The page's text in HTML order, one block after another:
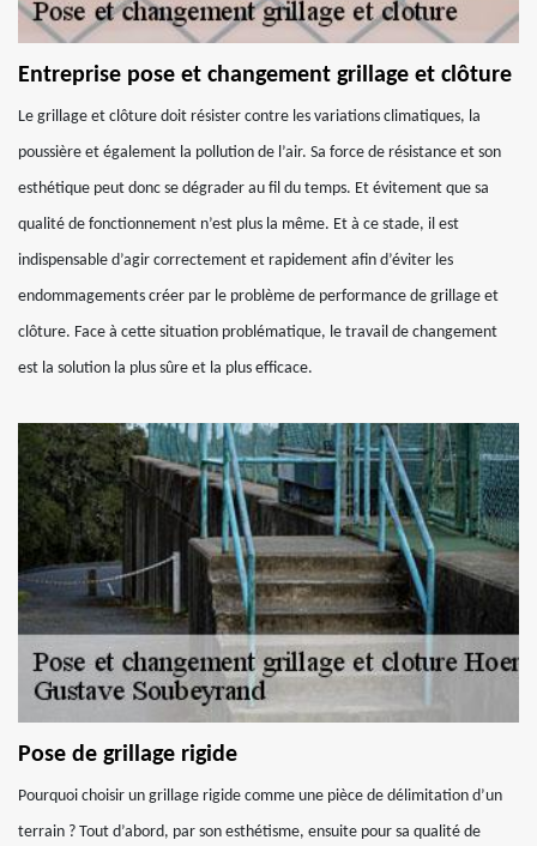
Entreprise pose et changement grillage et clôture
Le grillage et clôture doit résister contre les variations climatiques, la
poussière et également la pollution de l’air. Sa force de résistance et son
esthétique peut donc se dégrader au fil du temps. Et évitement que sa
qualité de fonctionnement n’est plus la même. Et à ce stade, il est
indispensable d’agir correctement et rapidement afin d’éviter les
endommagements créer par le problème de performance de grillage et
clôture. Face à cette situation problématique, le travail de changement
est la solution la plus sûre et la plus efficace.
Pose de grillage rigide
Pourquoi choisir un grillage rigide comme une pièce de délimitation d’un
terrain ? Tout d’abord, par son esthétisme, ensuite pour sa qualité de